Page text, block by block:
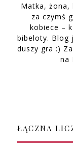
Matka, żona,
za czymś
kobiece –
bibeloty. Blog
duszy gra :)
na
ŁĄCZNA